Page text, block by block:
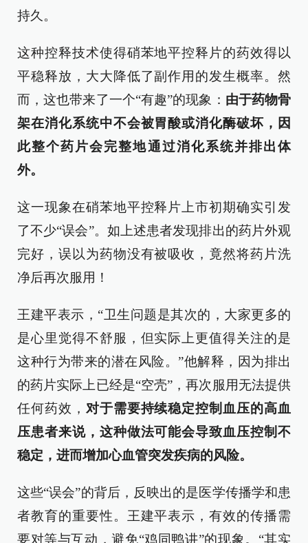
持久。
这种控释技术使得硝苯地平控释片的药效得以
平稳释放，大大降低了副作用的发生概率。然
而，这也带来了一个“有趣”的现象： 由于药物骨
架在消化系统中不会被胃酸或消化酶破坏，因
此整个药片会完整地通过消化系统并排出体
外。
这一现象在硝苯地平控释片上市初期确实引发
了不少“误会”。如上述患者发现排出的药片外观
完好，误以为药物没有被吸收，竟然将药片洗
净后再次服用！
王建平表示，“卫生问题是其次的，大家更多的
是心里觉得不舒服，但实际上更值得关注的是
这种行为带来的潜在风险。”他解释，因为排出
的药片实际上已经是“空壳”，再次服用无法提供
任何药效， 对于需要持续稳定控制血压的高血
压患者来说，这种做法可能会导致血压控制不
稳定，进而增加心血管突发疾病的风险。
这些“误会”的背后，反映出的是医学传播学和患
者教育的重要性。王建平表示，有效的传播需
要对等与互动，避免“鸡同鸭讲”的现象。“其实